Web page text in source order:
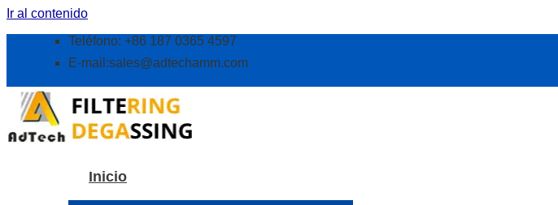
Ir al contenido
Teléfono: +86 187 0365 4597
E-mail:sales@adtechamm.com
Inicio